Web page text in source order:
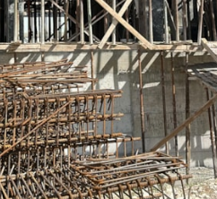
Kütahya'da bir
sonucu sonucu
hastaneye kaldırıldı.